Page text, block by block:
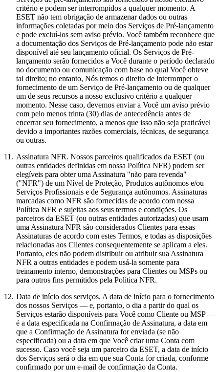
critério e podem ser interrompidos a qualquer momento. A
ESET não tem obrigação de armazenar dados ou outras
informações coletadas por meio dos Serviços de Pré-lançamento
e pode excluí-los sem aviso prévio. Você também reconhece que
a documentação dos Serviços de Pré-lançamento pode não estar
disponível até seu lançamento oficial. Os Serviços de Pré-
lançamento serão fornecidos a Você durante o período declarado
no documento ou comunicação com base no qual Você obteve
tal direito; no entanto, Nós temos o direito de interromper o
fornecimento de um Serviço de Pré-lançamento ou de qualquer
um de seus recursos a nosso exclusivo critério a qualquer
momento. Nesse caso, devemos enviar a Você um aviso prévio
com pelo menos trinta (30) dias de antecedência antes de
encerrar seu fornecimento, a menos que isso não seja praticável
devido a importantes razões comerciais, técnicas, de segurança
ou outras.
11. Assinatura NFR. Nossos parceiros qualificados da ESET (ou
outras entidades definidas em nossa Política NFR) podem ser
elegíveis para obter uma Assinatura "não para revenda"
("NFR") de um Nível de Proteção, Produtos autônomos e/ou
Serviços Profissionais e de Segurança autônomos. Assinaturas
marcadas como NFR são fornecidas de acordo com nossa
Política NFR e sujeitas aos seus termos e condições. Os
parceiros da ESET (ou outras entidades autorizadas) que usam
uma Assinatura NFR são considerados Clientes para essas
Assinaturas de acordo com estes Termos, e todas as disposições
relacionadas aos Clientes consequentemente se aplicam a eles.
Portanto, eles não podem distribuir ou atribuir sua Assinatura
NFR a outras entidades e podem usá-la somente para
treinamento interno, demonstrações para Clientes ou MSPs ou
para outros fins permitidos pela Política NFR.
12. Data de início dos serviços. A data de início para o fornecimento
dos nossos Serviços — e, portanto, o dia a partir do qual os
Serviços estarão disponíveis para Você como Cliente ou MSP —
é a data especificada na Confirmação de Assinatura, a data em
que a Confirmação de Assinatura for enviada (se não
especificada) ou a data em que Você criar uma Conta com
sucesso. Caso você seja um parceiro da ESET, a data de início
dos Serviços será o dia em que sua Conta for criada, conforme
confirmado por um e-mail de confirmação da Conta.